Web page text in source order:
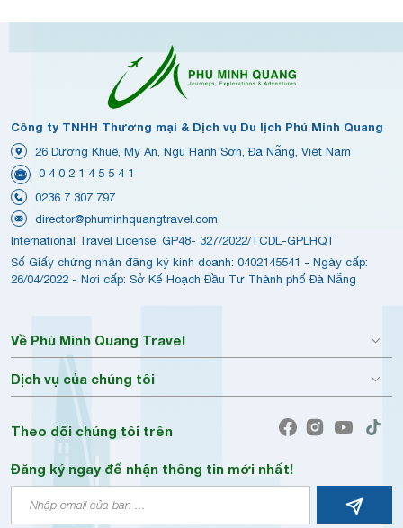
Công ty TNHH Thương mại & Dịch vụ Du lịch Phú Minh Quang
26 Dương Khuê, Mỹ An, Ngũ Hành Sơn, Đà Nẵng, Việt Nam
0 4 0 2 1 4 5 5 4 1
0236 7 307 797
director@phuminhquangtravel.com
International Travel License: GP48- 327/2022/TCDL-GPLHQT
Số Giấy chứng nhận đăng ký kinh doanh: 0402145541 - Ngày cấp:
26/04/2022 - Nơi cấp: Sở Kế Hoạch Đầu Tư Thành phố Đà Nẵng
Về Phú Minh Quang Travel
Dịch vụ của chúng tôi
Theo dõi chúng tôi trên
Đăng ký ngay để nhận thông tin mới nhất!